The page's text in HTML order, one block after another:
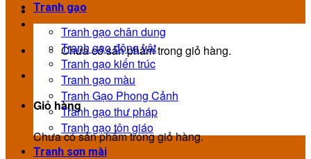
Chưa có sản phẩm trong giỏ hàng.
Giỏ hàng
Chưa có sản phẩm trong giỏ hàng.
Tranh gạo
Tranh gạo chân dung
Tranh gạo động vật
Tranh gạo kiến trúc
Tranh gạo màu
Tranh Gạo Phong Cảnh
Tranh gạo thư pháp
Tranh gạo tôn giáo
Tranh sơn mài